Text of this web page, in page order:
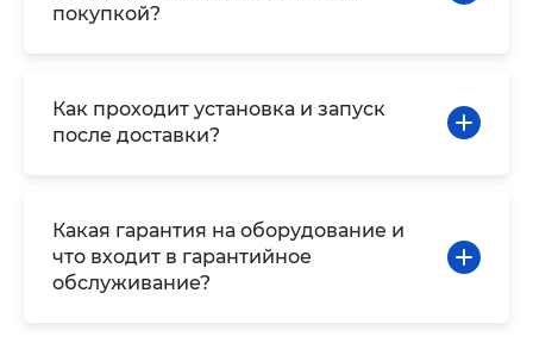
покупкой?
Как проходит установка и запуск
после доставки?
Какая гарантия на оборудование и
что входит в гарантийное
обслуживание?